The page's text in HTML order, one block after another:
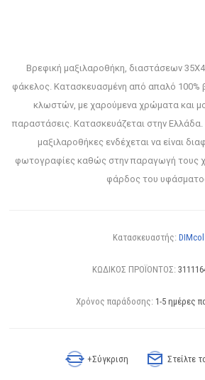
Βρεφική μαξιλαροθήκη, διαστάσεων
φάκελος. Κατασκευασμένη από απαλό
κλωστών, με χαρούμενα χρώματα και
παραστάσεις. Κατασκευάζεται στην Ελλάδα.
μαξιλαροθήκες ενδέχεται να είναι
φωτογραφίες καθώς στην παραγωγή τους
φάρδος του
Κατασκευαστής: DIMcol
ΚΩΔΙΚΟΣ ΠΡΟΪΟΝΤΟΣ:
Χρόνος παράδοσης: 1-5 ημέρες
+Σύγκριση Στείλτε